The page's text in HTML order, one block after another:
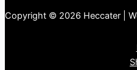
Copyright © 2026 Heccater |